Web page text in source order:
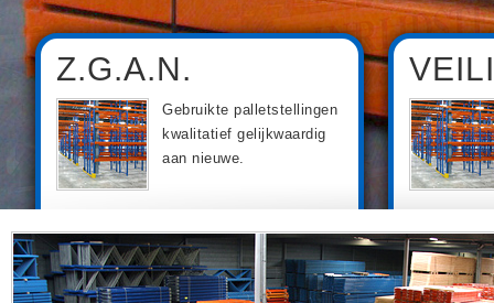
Z.G.A.N.
Gebruikte palletstellingen
kwalitatief gelijkwaardig
aan nieuwe.
gecontroleerd op kwaliteit en eventuele
gebreken voordat ze worden
aangeborden.